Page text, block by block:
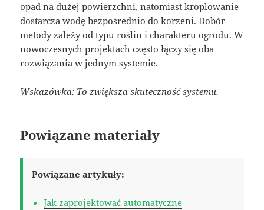
opad na dużej powierzchni, natomiast kroplowanie
dostarcza wodę bezpośrednio do korzeni. Dobór
metody zależy od typu roślin i charakteru ogrodu. W
nowoczesnych projektach często łączy się oba
rozwiązania w jednym systemie.
Wskazówka: To zwiększa skuteczność systemu.
Powiązane materiały
Powiązane artykuły:
Jak zaprojektować automatyczne